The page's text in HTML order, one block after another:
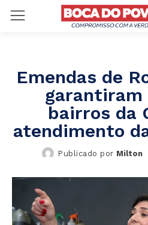
Emendas de
garantiram
bairros da
atendimento
Publicado por Milton